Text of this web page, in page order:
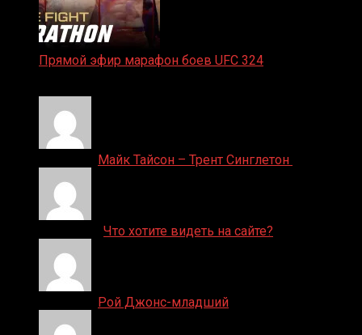
Прямой эфир марафон боев UFC 324
Майк Тайсон – Трент Синглетон
Что хотите видеть на сайте?
Рой Джонс-младший